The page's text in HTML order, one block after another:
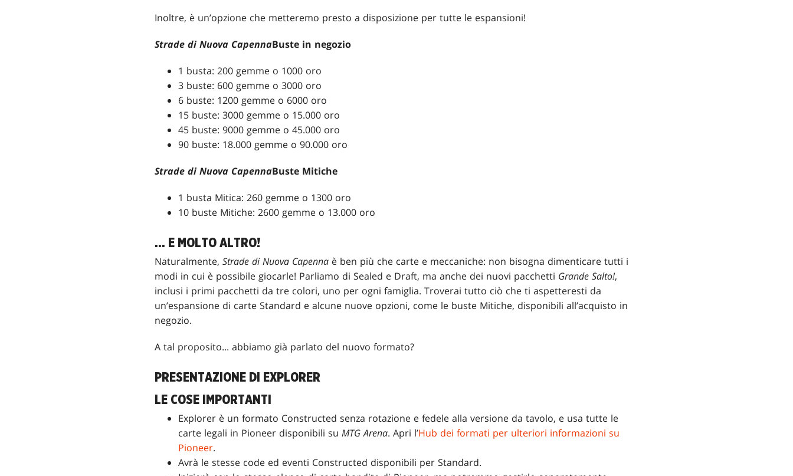
Inoltre, è un’opzione che metteremo presto a disposizione per tutte le espansioni!
Strade di Nuova CapennaBuste in negozio
1 busta: 200 gemme o 1000 oro
3 buste: 600 gemme o 3000 oro
6 buste: 1200 gemme o 6000 oro
15 buste: 3000 gemme o 15.000 oro
45 buste: 9000 gemme o 45.000 oro
90 buste: 18.000 gemme o 90.000 oro
Strade di Nuova CapennaBuste Mitiche
1 busta Mitica: 260 gemme o 1300 oro
10 buste Mitiche: 2600 gemme o 13.000 oro
... E MOLTO ALTRO!
Naturalmente, Strade di Nuova Capenna è ben più che carte e meccaniche: non bisogna dimenticare tutti i
modi in cui è possibile giocarle! Parliamo di Sealed e Draft, ma anche dei nuovi pacchetti Grande Salto!,
inclusi i primi pacchetti da tre colori, uno per ogni famiglia. Troverai tutto ciò che ti aspetteresti da
un’espansione di carte Standard e alcune nuove opzioni, come le buste Mitiche, disponibili all’acquisto in
negozio.
A tal proposito... abbiamo già parlato del nuovo formato?
PRESENTAZIONE DI EXPLORER
LE COSE IMPORTANTI
Explorer è un formato Constructed senza rotazione e fedele alla versione da tavolo, e usa tutte le
carte legali in Pioneer disponibili su MTG Arena. Apri l’Hub dei formati per ulteriori informazioni su
Pioneer.
Avrà le stesse code ed eventi Constructed disponibili per Standard.